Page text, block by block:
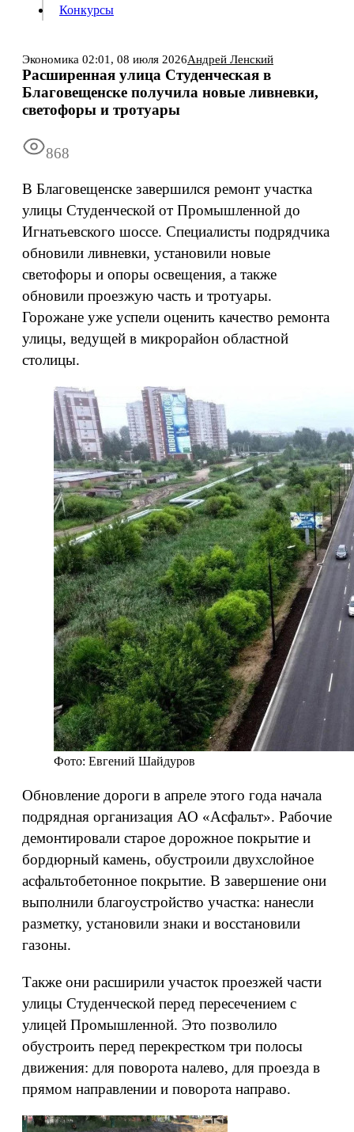
Информация Подписка Реклама
Конкурсы
Экономика 02:01, 08 июля 2026Андрей Ленский
Расширенная улица Студенческая в
Благовещенске получила новые ливневки,
светофоры и тротуары
868
В Благовещенске завершился ремонт участка
улицы Студенческой от Промышленной до
Игнатьевского шоссе. Специалисты подрядчика
обновили ливневки, установили новые
светофоры и опоры освещения, а также
обновили проезжую часть и тротуары.
Горожане уже успели оценить качество ремонта
улицы, ведущей в микрорайон областной
столицы.
Фото: Евгений Шайдуров
Обновление дороги в апреле этого года начала
подрядная организация АО «Асфальт». Рабочие
демонтировали старое дорожное покрытие и
бордюрный камень, обустроили двухслойное
асфальтобетонное покрытие. В завершение они
выполнили благоустройство участка: нанесли
разметку, установили знаки и восстановили
газоны.
Также они расширили участок проезжей части
улицы Студенческой перед пересечением с
улицей Промышленной. Это позволило
обустроить перед перекрестком три полосы
движения: для поворота налево, для проезда в
прямом направлении и поворота направо.